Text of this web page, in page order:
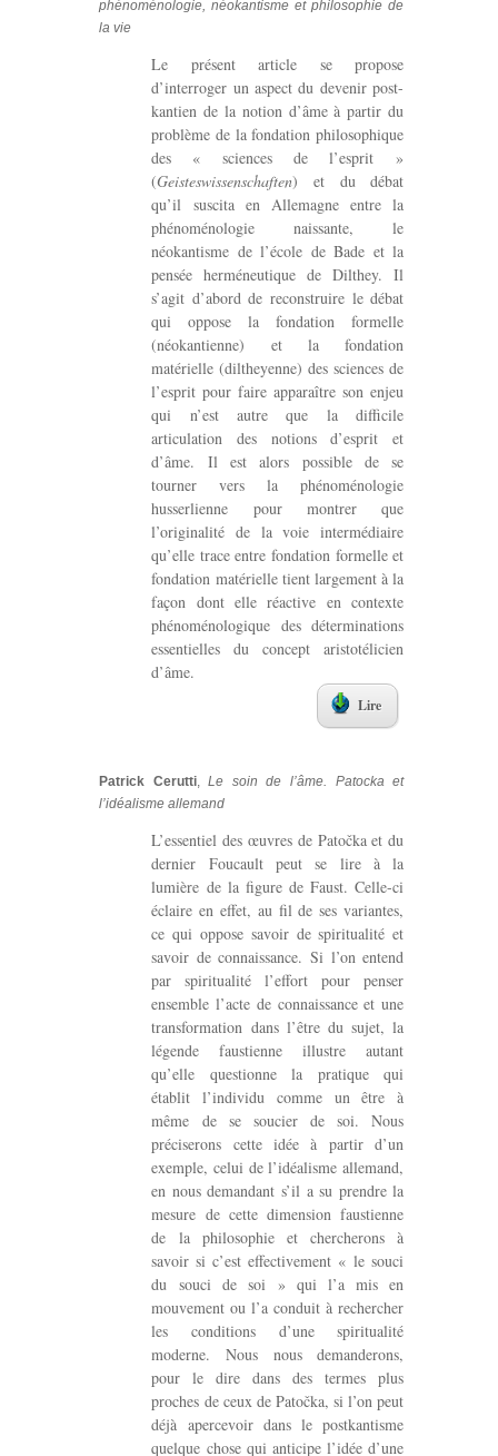
phénoménologie, néokantisme et philosophie de
la vie
Le présent article se propose
d’interroger un aspect du devenir post-
kantien de la notion d’âme à partir du
problème de la fondation philosophique
des « sciences de l’esprit »
(Geisteswissenschaften) et du débat
qu’il suscita en Allemagne entre la
phénoménologie naissante, le
néokantisme de l’école de Bade et la
pensée herméneutique de Dilthey. Il
s’agit d’abord de reconstruire le débat
qui oppose la fondation formelle
(néokantienne) et la fondation
matérielle (diltheyenne) des sciences de
l’esprit pour faire apparaître son enjeu
qui n’est autre que la difficile
articulation des notions d’esprit et
d’âme. Il est alors possible de se
tourner vers la phénoménologie
husserlienne pour montrer que
l’originalité de la voie intermédiaire
qu’elle trace entre fondation formelle et
fondation matérielle tient largement à la
façon dont elle réactive en contexte
phénoménologique des déterminations
essentielles du concept aristotélicien
d’âme.
Lire
Patrick Cerutti,Le soin de l’âme. Patocka et
l’idéalisme allemand
L’essentiel des œuvres de Patočka et du
dernier Foucault peut se lire à la
lumière de la figure de Faust. Celle-ci
éclaire en effet, au fil de ses variantes,
ce qui oppose savoir de spiritualité et
savoir de connaissance. Si l’on entend
par spiritualité l’effort pour penser
ensemble l’acte de connaissance et une
transformation dans l’être du sujet, la
légende faustienne illustre autant
qu’elle questionne la pratique qui
établit l’individu comme un être à
même de se soucier de soi. Nous
préciserons cette idée à partir d’un
exemple, celui de l’idéalisme allemand,
en nous demandant s’il a su prendre la
mesure de cette dimension faustienne
de la philosophie et chercherons à
savoir si c’est effectivement « le souci
du souci de soi » qui l’a mis en
mouvement ou l’a conduit à rechercher
les conditions d’une spiritualité
moderne. Nous nous demanderons,
pour le dire dans des termes plus
proches de ceux de Patočka, si l’on peut
déjà apercevoir dans le postkantisme
quelque chose qui anticipe l’idée d’une